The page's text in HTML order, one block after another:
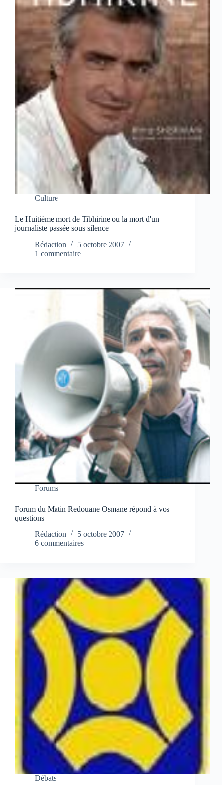
Culture
Le Huitième mort de Tibhirine ou la mort d'un
journaliste passée sous silence
Rédaction
5 octobre 2007
1 commentaire
Forums
Forum du Matin Redouane Osmane répond à vos
questions
Rédaction
5 octobre 2007
6 commentaires
Débats